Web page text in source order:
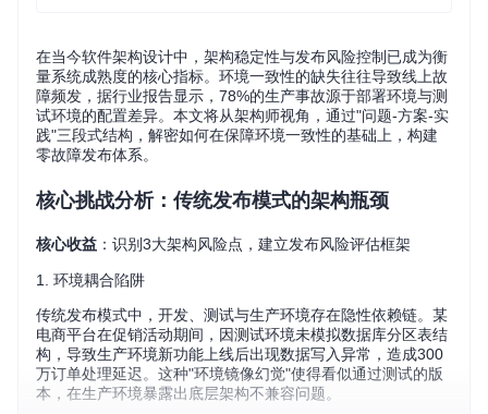
在当今软件架构设计中，架构稳定性与发布风险控制已成为衡
量系统成熟度的核心指标。环境一致性的缺失往往导致线上故
障频发，据行业报告显示，78%的生产事故源于部署环境与测
试环境的配置差异。本文将从架构师视角，通过"问题-方案-实
践"三段式结构，解密如何在保障环境一致性的基础上，构建
零故障发布体系。
核心挑战分析：传统发布模式的架构瓶颈
核心收益 ：识别3大架构风险点，建立发布风险评估框架
1. 环境耦合陷阱
传统发布模式中，开发、测试与生产环境存在隐性依赖链。某
电商平台在促销活动期间，因测试环境未模拟数据库分区表结
构，导致生产环境新功能上线后出现数据写入异常，造成300
万订单处理延迟。这种"环境镜像幻觉"使得看似通过测试的版
本，在生产环境暴露出底层架构不兼容问题。